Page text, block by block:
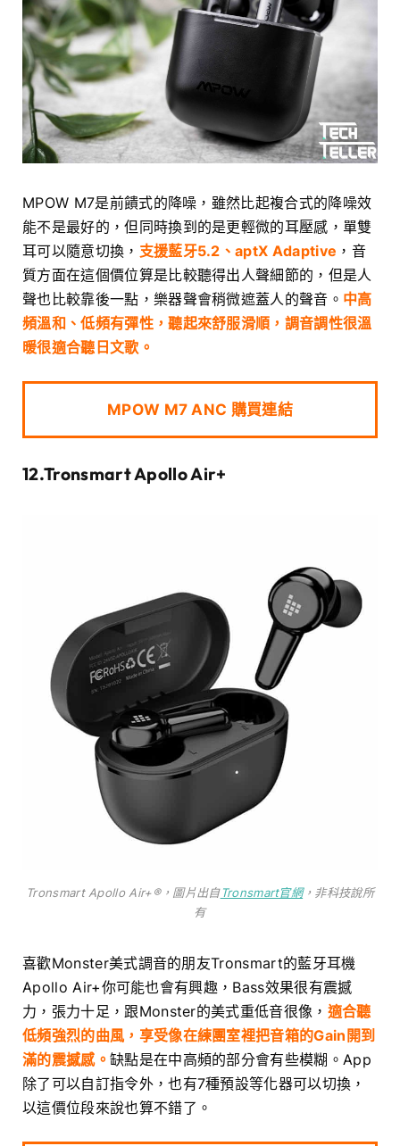
MPOW M7是前饋式的降噪，雖然比起複合式的降噪效
能不是最好的，但同時換到的是更輕微的耳壓感，單雙
耳可以隨意切換， 支援藍牙5.2、aptX Adaptive ，音
質方面在這個價位算是比較聽得出人聲細節的，但是人
聲也比較靠後一點，樂器聲會稍微遮蓋人的聲音。 中高
頻溫和、低頻有彈性，聽起來舒服滑順，調音調性很溫
暖很適合聽日文歌。
MPOW M7 ANC 購買連結
12.Tronsmart Apollo Air+
Tronsmart Apollo Air+®，圖片出自Tronsmart官網，非科技說所
有
喜歡Monster美式調音的朋友Tronsmart的藍牙耳機
Apollo Air+你可能也會有興趣，Bass效果很有震撼
力，張力十足，跟Monster的美式重低音很像， 適合聽
低頻強烈的曲風，享受像在練團室裡把音箱的Gain開到
滿的震撼感。 缺點是在中高頻的部分會有些模糊。App
除了可以自訂指令外，也有7種預設等化器可以切換，
以這價位段來說也算不錯了。